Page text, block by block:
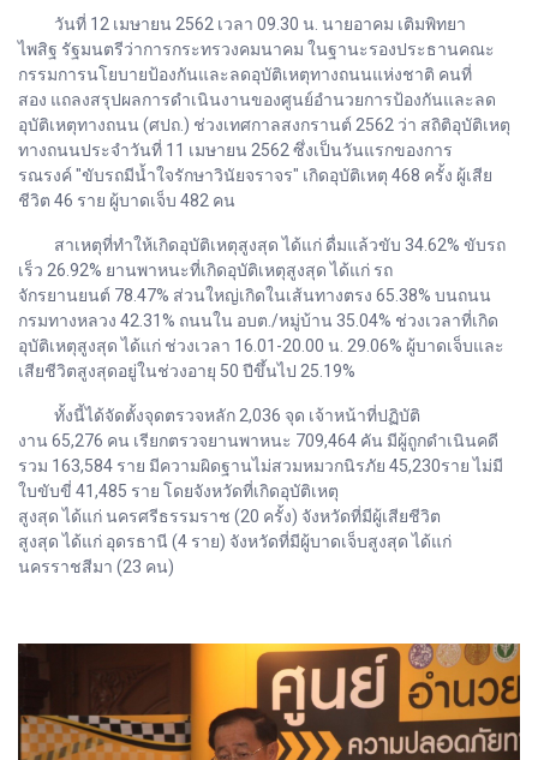
วันที่ 12 เมษายน 2562 เวลา 09.30 น. นายอาคม เติมพิทยา
ไพสิฐ รัฐมนตรีว่าการกระทรวงคมนาคม ในฐานะรองประธานคณะ
กรรมการนโยบายป้องกันและลดอุบัติเหตุทางถนนแห่งชาติ คนที่
สอง แถลงสรุปผลการดำเนินงานของศูนย์อำนวยการป้องกันและลด
อุบัติเหตุทางถนน (ศปถ.) ช่วงเทศกาลสงกรานต์ 2562 ว่า สถิติอุบัติเหตุ
ทางถนนประจำวันที่ 11 เมษายน 2562 ซึ่งเป็นวันแรกของการ
รณรงค์ "ขับรถมีน้ำใจรักษาวินัยจราจร" เกิดอุบัติเหตุ 468 ครั้ง ผู้เสีย
ชีวิต 46 ราย ผู้บาดเจ็บ 482 คน
สาเหตุที่ทำให้เกิดอุบัติเหตุสูงสุด ได้แก่ ดื่มแล้วขับ 34.62% ขับรถ
เร็ว 26.92% ยานพาหนะที่เกิดอุบัติเหตุสูงสุด ได้แก่ รถ
จักรยานยนต์ 78.47% ส่วนใหญ่เกิดในเส้นทางตรง 65.38% บนถนน
กรมทางหลวง 42.31% ถนนใน อบต./หมู่บ้าน 35.04% ช่วงเวลาที่เกิด
อุบัติเหตุสูงสุด ได้แก่ ช่วงเวลา 16.01-20.00 น. 29.06% ผู้บาดเจ็บและ
เสียชีวิตสูงสุดอยู่ในช่วงอายุ 50 ปีขึ้นไป 25.19%
ทั้งนี้ได้จัดตั้งจุดตรวจหลัก 2,036 จุด เจ้าหน้าที่ปฏิบัติ
งาน 65,276 คน เรียกตรวจยานพาหนะ 709,464 คัน มีผู้ถูกดำเนินคดี
รวม 163,584 ราย มีความผิดฐานไม่สวมหมวกนิรภัย 45,230ราย ไม่มี
ใบขับขี่ 41,485 ราย โดยจังหวัดที่เกิดอุบัติเหตุ
สูงสุด ได้แก่ นครศรีธรรมราช (20 ครั้ง) จังหวัดที่มีผู้เสียชีวิต
สูงสุด ได้แก่ อุดรธานี (4 ราย) จังหวัดที่มีผู้บาดเจ็บสูงสุด ได้แก่
นครราชสีมา (23 คน)